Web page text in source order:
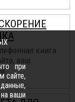
книга
ваш
при
сайте,
ваши